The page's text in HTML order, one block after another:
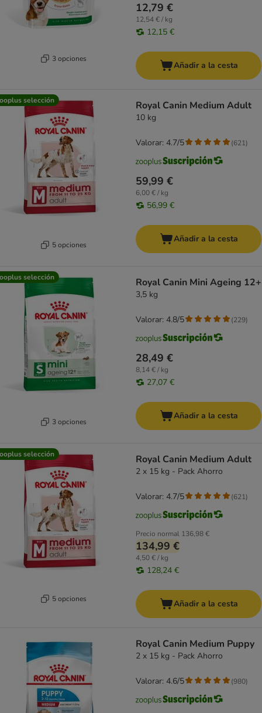
3 opciones
12,79 €
12,54 € / kg
12,15 €
Añadir a la cesta
selección
5 opciones
Royal Canin Medium Adult
10 kg
59,99 €
6,00 € / kg
56,99 €
Valorar: 4.7/5 (621)
Añadir a la cesta
selección
3 opciones
Royal Canin Mini Ageing 12+
3,5 kg
28,49 €
8,14 € / kg
27,07 €
Valorar: 4.8/5 (229)
Añadir a la cesta
selección
5 opciones
Royal Canin Medium Adult
2 x 15 kg - Pack Ahorro
Precio normal 136,98 €
134,99 €
4,50 € / kg
128,24 €
Valorar: 4.7/5 (621)
Añadir a la cesta
Royal Canin Medium Puppy
2 x 15 kg - Pack Ahorro
Valorar: 4.6/5 (980)